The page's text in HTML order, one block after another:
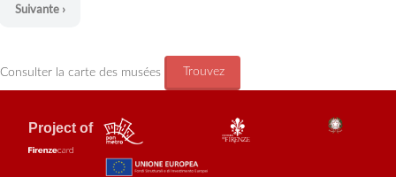
Suivante ›
Consulter la carte des musées Trouvez
Project of